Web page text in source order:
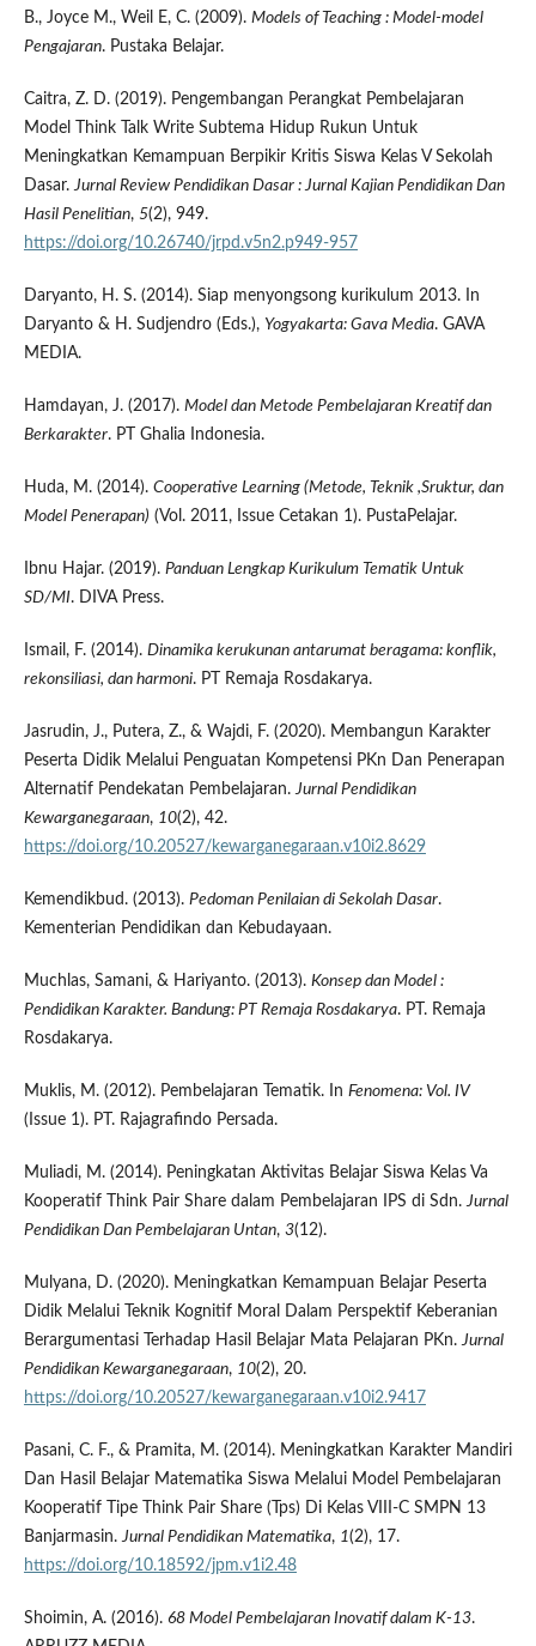
B., Joyce M., Weil E, C. (2009). Models of Teaching : Model-model
Pengajaran. Pustaka Belajar.
Caitra, Z. D. (2019). Pengembangan Perangkat Pembelajaran
Model Think Talk Write Subtema Hidup Rukun Untuk
Meningkatkan Kemampuan Berpikir Kritis Siswa Kelas V Sekolah
Dasar.Jurnal Review Pendidikan Dasar : Jurnal Kajian Pendidikan Dan
Hasil Penelitian, 5(2), 949.
https://doi.org/10.26740/jrpd.v5n2.p949-957
Daryanto, H. S. (2014). Siap menyongsong kurikulum 2013. In
Daryanto & H. Sudjendro (Eds.), Yogyakarta: Gava Media. GAVA
MEDIA.
Hamdayan, J. (2017). Model dan Metode Pembelajaran Kreatif dan
Berkarakter. PT Ghalia Indonesia.
Huda, M. (2014). Cooperative Learning (Metode, Teknik ,Sruktur, dan
Model Penerapan) (Vol. 2011, Issue Cetakan 1). PustaPelajar.
Ibnu Hajar. (2019). Panduan Lengkap Kurikulum Tematik Untuk
SD/MI. DIVA Press.
Ismail, F. (2014). Dinamika kerukunan antarumat beragama: konflik,
rekonsiliasi, dan harmoni. PT Remaja Rosdakarya.
Jasrudin, J., Putera, Z., & Wajdi, F. (2020). Membangun Karakter
Peserta Didik Melalui Penguatan Kompetensi PKn Dan Penerapan
Alternatif Pendekatan Pembelajaran.Jurnal Pendidikan
Kewarganegaraan, 10(2), 42.
https://doi.org/10.20527/kewarganegaraan.v10i2.8629
Kemendikbud. (2013). Pedoman Penilaian di Sekolah Dasar.
Kementerian Pendidikan dan Kebudayaan.
Muchlas, Samani, & Hariyanto. (2013). Konsep dan Model :
Pendidikan Karakter. Bandung: PT Remaja Rosdakarya. PT. Remaja
Rosdakarya.
Muklis, M. (2012). Pembelajaran Tematik. In Fenomena: Vol. IV
(Issue 1). PT. Rajagrafindo Persada.
Muliadi, M. (2014). Peningkatan Aktivitas Belajar Siswa Kelas Va
Kooperatif Think Pair Share dalam Pembelajaran IPS di Sdn.Jurnal
Pendidikan Dan Pembelajaran Untan, 3(12).
Mulyana, D. (2020). Meningkatkan Kemampuan Belajar Peserta
Didik Melalui Teknik Kognitif Moral Dalam Perspektif Keberanian
Berargumentasi Terhadap Hasil Belajar Mata Pelajaran PKn.Jurnal
Pendidikan Kewarganegaraan, 10(2), 20.
https://doi.org/10.20527/kewarganegaraan.v10i2.9417
Pasani, C. F., & Pramita, M. (2014). Meningkatkan Karakter Mandiri
Dan Hasil Belajar Matematika Siswa Melalui Model Pembelajaran
Kooperatif Tipe Think Pair Share (Tps) Di Kelas VIII-C SMPN 13
Banjarmasin.Jurnal Pendidikan Matematika, 1(2), 17.
https://doi.org/10.18592/jpm.v1i2.48
Shoimin, A. (2016). 68 Model Pembelajaran Inovatif dalam K-13.